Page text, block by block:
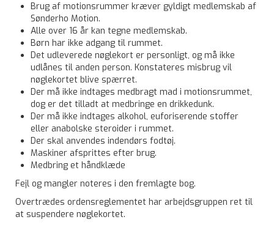
Brug af motionsrummer kræver gyldigt medlemskab af
Sønderho Motion.
Alle over 16 år kan tegne medlemskab.
Børn har ikke adgang til rummet.
Det udleverede nøglekort er personligt, og må ikke
udlånes til anden person. Konstateres misbrug vil
nøglekortet blive spærret.
Der må ikke indtages medbragt mad i motionsrummet,
dog er det tilladt at medbringe en drikkedunk.
Der må ikke indtages alkohol, euforiserende stoffer
eller anabolske steroider i rummet.
Der skal anvendes indendørs fodtøj.
Maskiner afsprittes efter brug.
Medbring et håndklæde
Fejl og mangler noteres i den fremlagte bog.
Overtrædes ordensreglementet har arbejdsgruppen ret til
at suspendere nøglekortet.